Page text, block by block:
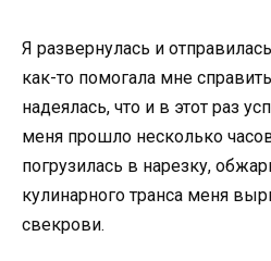
Я развернулась и
как-то помогала мне
надеялась, что и в этот раз
меня прошло несколько
погрузилась в нарезку,
кулинарного транса меня
свекрови.